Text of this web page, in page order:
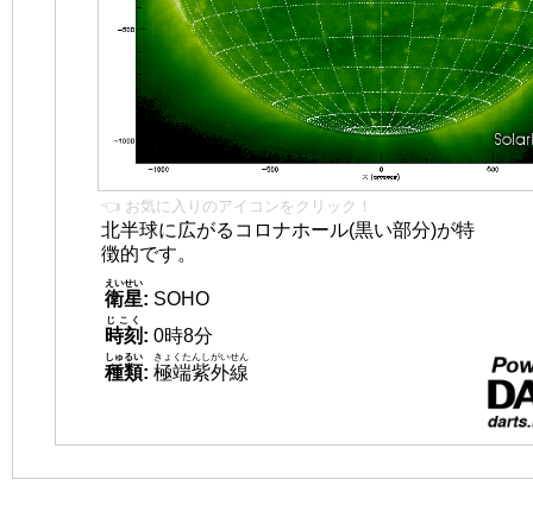
👈 お気に入りのアイコンをクリック！
北半球に広がるコロナホール(黒い部分)が特
徴的です。
衛星
えいせい
: SOHO
時刻
じこく
: 0時8分
種類
しゅるい
: 極端紫外線
きょくたんしがいせん